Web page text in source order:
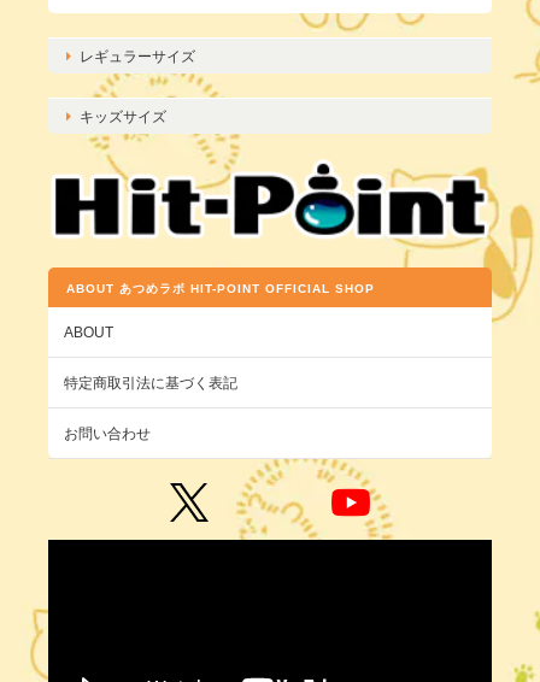
レギュラーサイズ
キッズサイズ
ABOUT あつめラボ HIT-POINT OFFICIAL SHOP
ABOUT
特定商取引法に基づく表記
お問い合わせ